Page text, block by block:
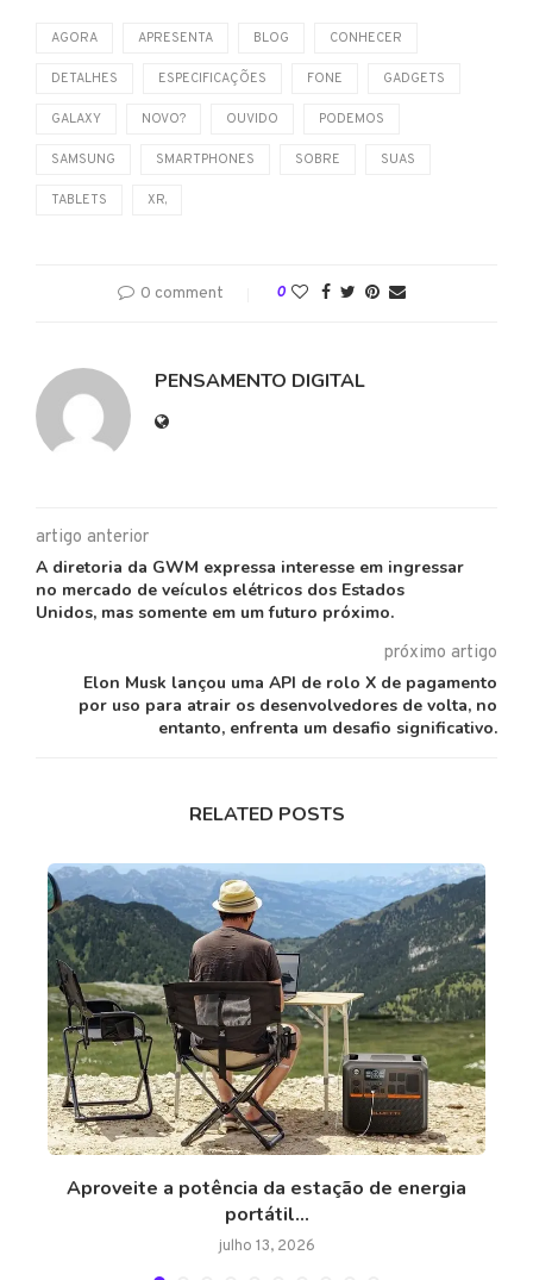
AGORA APRESENTA BLOG CONHECER
DETALHES ESPECIFICAÇÕES FONE GADGETS
GALAXY NOVO? OUVIDO PODEMOS
SAMSUNG SMARTPHONES SOBRE SUAS
TABLETS XR,
0 comment 0
PENSAMENTO DIGITAL
artigo anterior
A diretoria da GWM expressa interesse em ingressar
no mercado de veículos elétricos dos Estados
Unidos, mas somente em um futuro próximo.
próximo artigo
Elon Musk lançou uma API de rolo X de pagamento
por uso para atrair os desenvolvedores de volta, no
entanto, enfrenta um desafio significativo.
RELATED POSTS
Aproveite a potência da estação de energia
portátil...
julho 13, 2026